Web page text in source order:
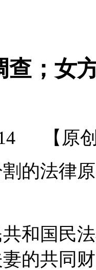
查；女
【原
的法律
和国民
的共同